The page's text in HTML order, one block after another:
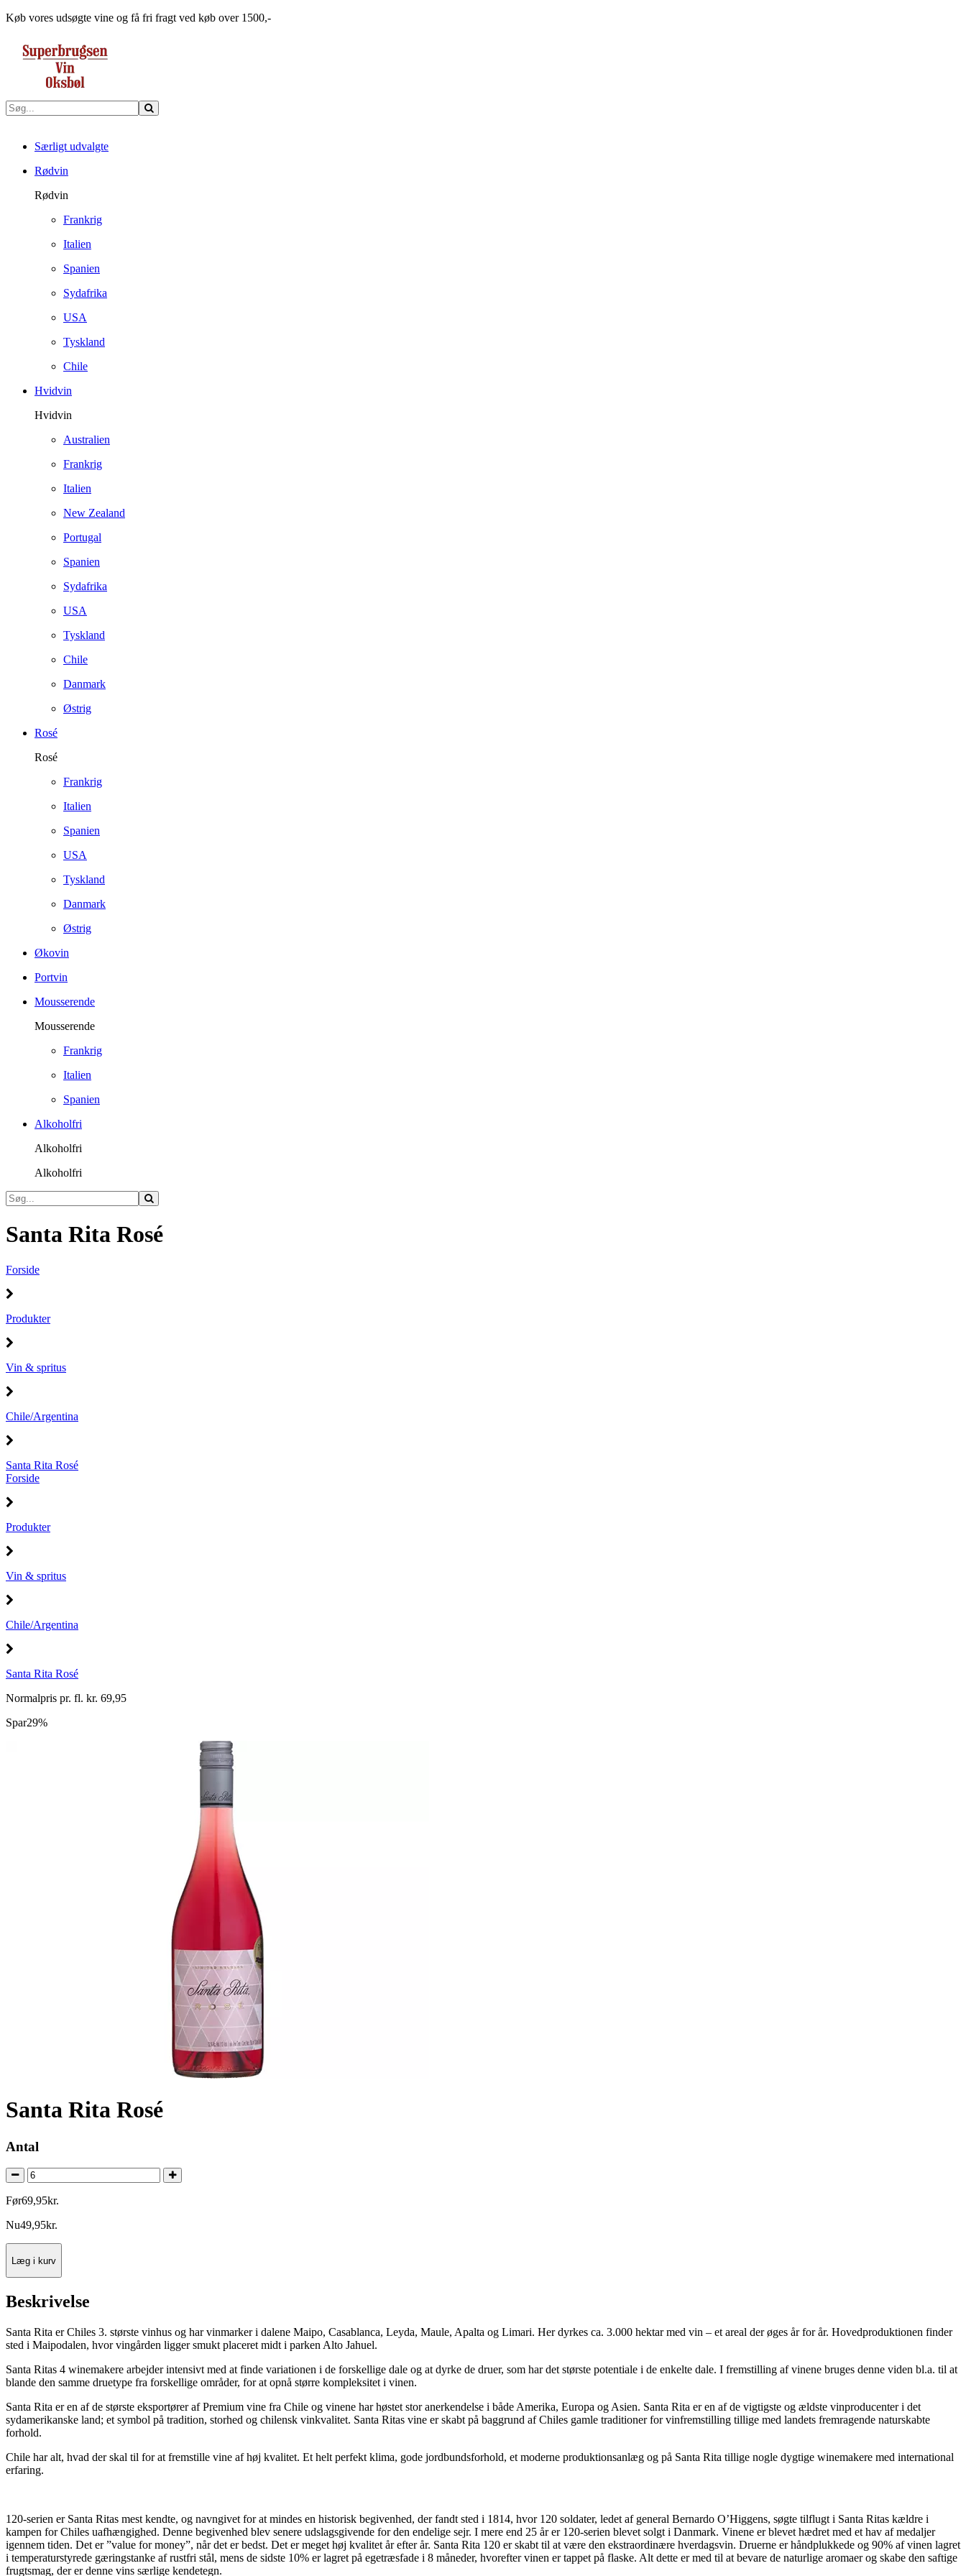
Køb vores udsøgte vine og få fri fragt ved køb over 1500,-
Særligt udvalgte
Rødvin
Rødvin
Frankrig
Italien
Spanien
Sydafrika
USA
Tyskland
Chile
Hvidvin
Hvidvin
Australien
Frankrig
Italien
New Zealand
Portugal
Spanien
Sydafrika
USA
Tyskland
Chile
Danmark
Østrig
Rosé
Rosé
Frankrig
Italien
Spanien
USA
Tyskland
Danmark
Østrig
Økovin
Portvin
Mousserende
Mousserende
Frankrig
Italien
Spanien
Alkoholfri
Alkoholfri
Alkoholfri
Santa Rita Rosé
Forside
Produkter
Vin & spritus
Chile/Argentina
Santa Rita Rosé
Forside
Produkter
Vin & spritus
Chile/Argentina
Santa Rita Rosé
Normalpris pr. fl. kr. 69,95
Spar29%
Santa Rita Rosé
Antal
Før69,95kr.
Nu49,95kr.
Læg i kurv
Beskrivelse
Santa Rita er Chiles 3. største vinhus og har vinmarker i dalene Maipo, Casablanca, Leyda, Maule, Apalta og Limari. Her dyrkes ca. 3.000 hektar med vin – et areal der øges år for år. Hovedproduktionen finder
sted i Maipodalen, hvor vingården ligger smukt placeret midt i parken Alto Jahuel.
Santa Ritas 4 winemakere arbejder intensivt med at finde variationen i de forskellige dale og at dyrke de druer, som har det største potentiale i de enkelte dale. I fremstilling af vinene bruges denne viden bl.a. til at
blande den samme druetype fra forskellige områder, for at opnå større kompleksitet i vinen.
Santa Rita er en af de største eksportører af Premium vine fra Chile og vinene har høstet stor anerkendelse i både Amerika, Europa og Asien. Santa Rita er en af de vigtigste og ældste vinproducenter i det
sydamerikanske land; et symbol på tradition, storhed og chilensk vinkvalitet. Santa Ritas vine er skabt på baggrund af Chiles gamle traditioner for vinfremstilling tillige med landets fremragende naturskabte
forhold.
Chile har alt, hvad der skal til for at fremstille vine af høj kvalitet. Et helt perfekt klima, gode jordbundsforhold, et moderne produktionsanlæg og på Santa Rita tillige nogle dygtige winemakere med international
erfaring.
120-serien er Santa Ritas mest kendte, og navngivet for at mindes en historisk begivenhed, der fandt sted i 1814, hvor 120 soldater, ledet af general Bernardo O’Higgens, søgte tilflugt i Santa Ritas kældre i
kampen for Chiles uafhængighed. Denne begivenhed blev senere udslagsgivende for den endelige sejr. I mere end 25 år er 120-serien blevet solgt i Danmark. Vinene er blevet hædret med et hav af medaljer
igennem tiden. Det er ”value for money”, når det er bedst. Det er meget høj kvalitet år efter år. Santa Rita 120 er skabt til at være den ekstraordinære hverdagsvin. Druerne er håndplukkede og 90% af vinen lagret
i temperaturstyrede gæringstanke af rustfri stål, mens de sidste 10% er lagret på egetræsfade i 8 måneder, hvorefter vinen er tappet på flaske. Alt dette er med til at bevare de naturlige aromaer og skabe den saftige
frugtsmag, der er denne vins særlige kendetegn.